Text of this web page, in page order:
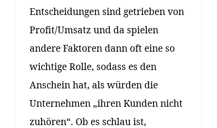
Entscheidungen sind getrieben von
Profit/Umsatz und da spielen
andere Faktoren dann oft eine so
wichtige Rolle, sodass es den
Anschein hat, als würden die
Unternehmen „ihren Kunden nicht
zuhören“. Ob es schlau ist,